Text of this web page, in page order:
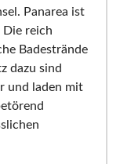
Panarea ist
Die reich
Badestrände
dazu sind
und laden mit